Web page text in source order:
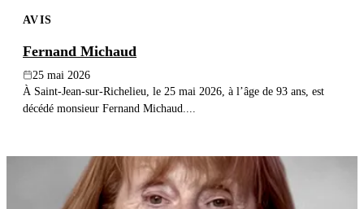
AVIS
Fernand Michaud
25 mai 2026
À Saint-Jean-sur-Richelieu, le 25 mai 2026, à l’âge de 93 ans, est
décédé monsieur Fernand Michaud....